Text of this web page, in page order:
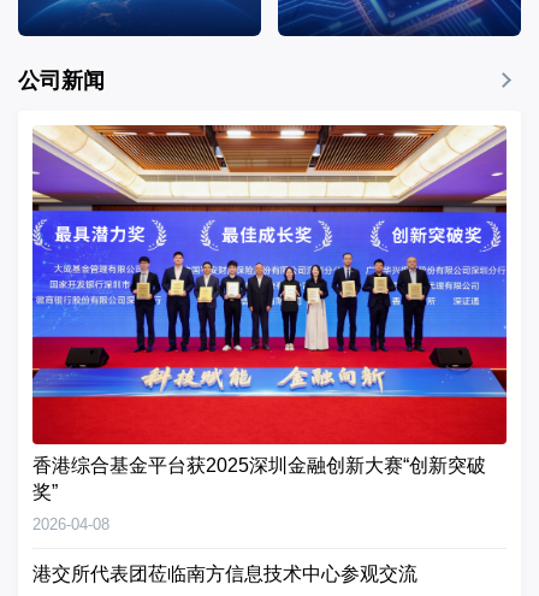
公司新闻
香港综合基金平台获2025深圳金融创新大赛“创新突破
奖”
2026-04-08
港交所代表团莅临南方信息技术中心参观交流